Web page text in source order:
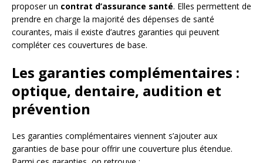
proposer un contrat d’assurance santé. Elles permettent de
prendre en charge la majorité des dépenses de santé
courantes, mais il existe d’autres garanties qui peuvent
compléter ces couvertures de base.
Les garanties complémentaires :
optique, dentaire, audition et
prévention
Les garanties complémentaires viennent s’ajouter aux
garanties de base pour offrir une couverture plus étendue.